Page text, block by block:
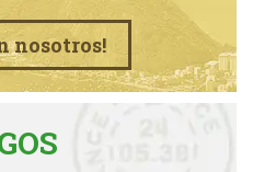
nosotros!